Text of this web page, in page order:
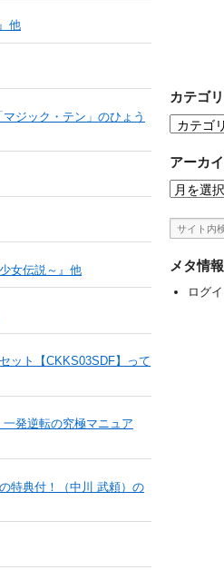
他
ジック・テン」のひょう
女伝説～』他
ット【CKKS03SDF】って
発逆転の究極マニュア
特典付！（中川 武頼）の
カテゴ
カ
ゴ
リ
ー
アーカ
ア
カ
ブ
メタ情報
ログ